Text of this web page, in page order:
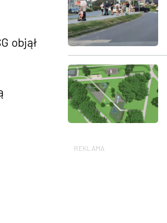
objął
REKLAMA